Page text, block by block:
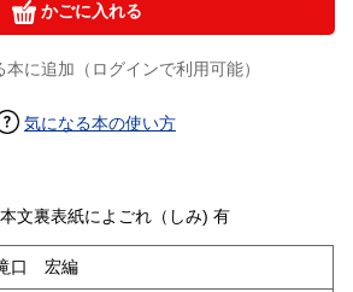
かごに入れる
本に追加（ログインで利用可能）
気になる本の使い方
文裏表紙によごれ（しみ) 有
口 宏編